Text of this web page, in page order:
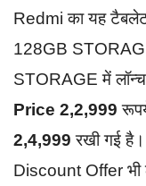
Redmi का यह
128GB
STORAGE में
Price 2,2,999
2,4,999 रखी गई है।
Discount Offer भी